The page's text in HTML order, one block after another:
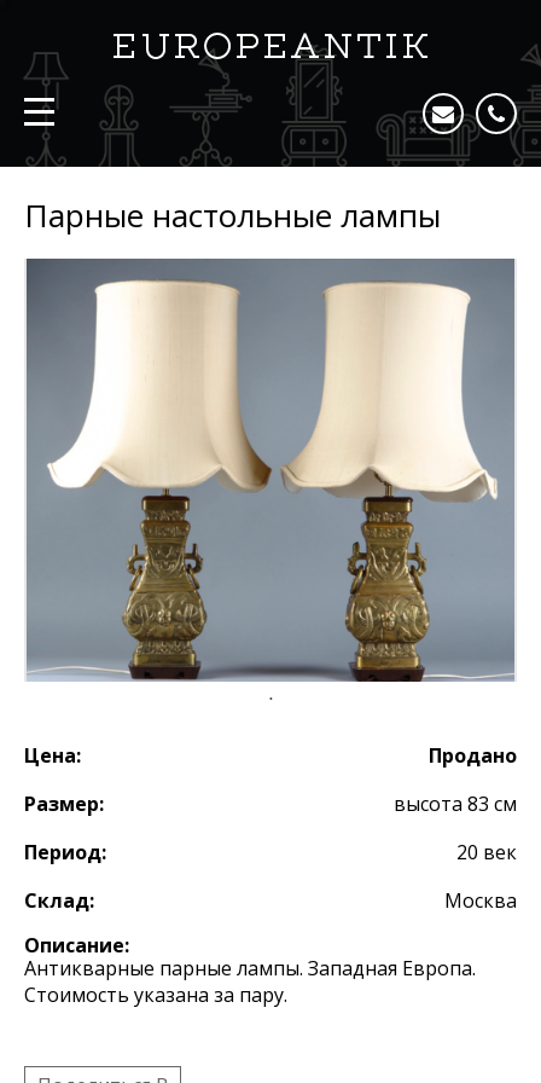
Парные настольные лампы
Цена:
Продано
Размер:
высота 83 см
Период:
20 век
Склад:
Москва
Описание:
Антикварные парные лампы. Западная Европа.
Стоимость указана за пару.